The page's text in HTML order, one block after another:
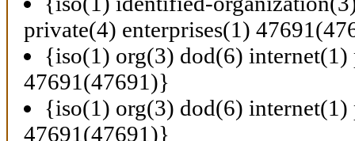
private(4) enterprises(1)
{iso(1) org(3) dod(6) internet(1)
47691(47691)}
{iso(1) org(3) dod(6) internet(1)
47691(47691)}